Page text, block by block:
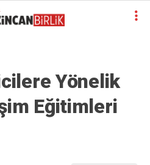
Yönelik
Eğitimleri